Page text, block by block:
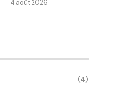
4 août 2026
(4)